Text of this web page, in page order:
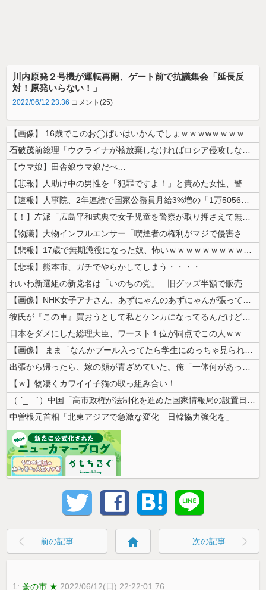
川内原発２号機が運転再開、ゲート前で抗議集会「延長反
対！原発いらない！」
2022/06/12 23:36 コメント(25)
【画像】 16歳でこのお◯ぱいはいかんでしょｗｗｗwｗｗｗｗｗｗｗｗ❤
石破茂前総理「ウクライナが核放棄しなければロシア侵攻しなかった」！
【ウマ娘】田舎娘ウマ娘だべ…
【悲報】人助け中の男性を「犯罪ですよ！」と責めた女性、警察が来た瞬間逃...
【速報】人事院、2年連続で国家公務員月給3%増の「1万5056円」引き...
【！】左派「広島平和式典で女子児童を警察が取り押さえて無理矢理、排除し...
【物議】大物インフルエンサー「喫煙者の権利がマジで侵害されてる。いくら...
【悲報】17歳で無期懲役になった奴、怖いｗｗｗｗｗｗｗｗｗｗｗｗｗｗｗ...
【悲報】熊本市、ガチでやらかしてしまう・・・・
れいわ新選組の新党名は「いのちの党」 旧グッズ半額で販売 どうなる秘書...
【画像】NHK女子アナさん、あずにゃんのあずにゃんが張ってしまう
彼氏が『この車』買おうとして私とケンカになってるんだけどｗｗｗｗｗｗ
日本をダメにした総理大臣、ワースト１位が同点でこの人ｗｗｗｗｗｗ
【画像】 まま「なんかプール入ってたら学生にめっちゃ見られたw」
出張から帰ったら、嫁の顔が青ざめていた。俺「一体何があったんだ？」嫁「...
【ｗ】物凄くカワイイ子猫の取っ組み合い！
（ ´_ゝ`）中国「高市政権が法制化を進めた国家情報局の設置日が7月3...
中曽根元首相「北東アジアで急激な変化 日韓協力強化を」
前の記事 home 次の記事
1:蚤の市 ★ 2022/06/12(日) 22:22:01.76